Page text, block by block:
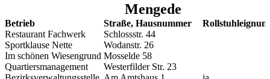
Mengede
Betrieb Straße, Hausnummer
Restaurant Fachwerk
Schlossstr. 44
Sportklause Nette
Wodanstr. 26
Im schönen Wiesengrund Mosselde 58
Quartiersmanagement
Westerfilder Str. 23